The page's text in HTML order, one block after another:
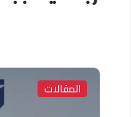
المقالات